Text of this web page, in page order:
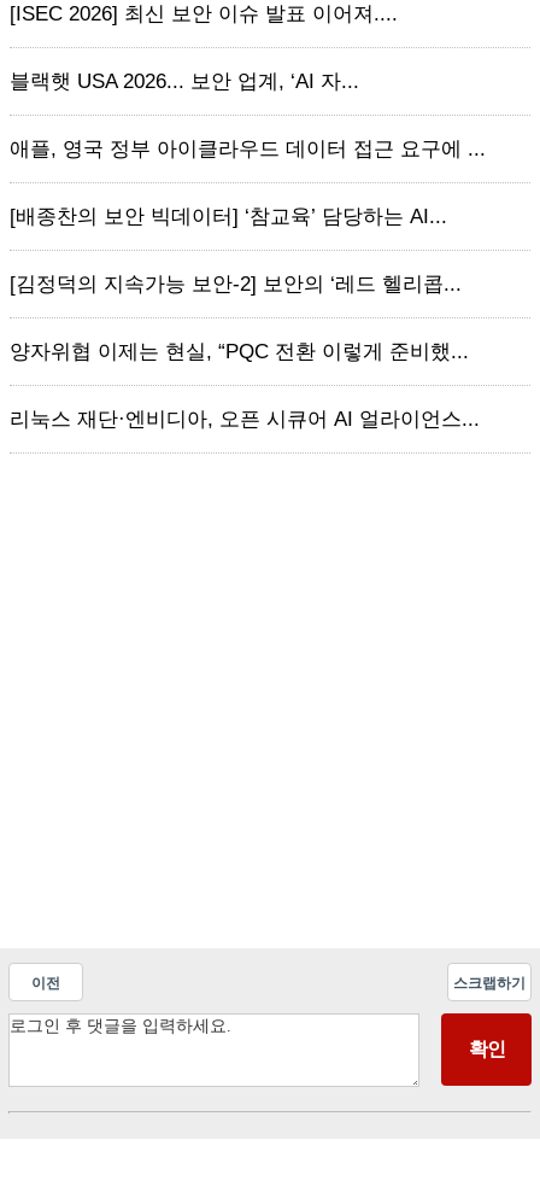
[ISEC 2026] 최신 보안 이슈 발표 이어져....
블랙햇 USA 2026... 보안 업계, ‘AI 자...
애플, 영국 정부 아이클라우드 데이터 접근 요구에 ...
[배종찬의 보안 빅데이터] ‘참교육’ 담당하는 AI...
[김정덕의 지속가능 보안-2] 보안의 ‘레드 헬리콥...
양자위협 이제는 현실, “PQC 전환 이렇게 준비했...
리눅스 재단·엔비디아, 오픈 시큐어 AI 얼라이언스...
이전 스크랩하기